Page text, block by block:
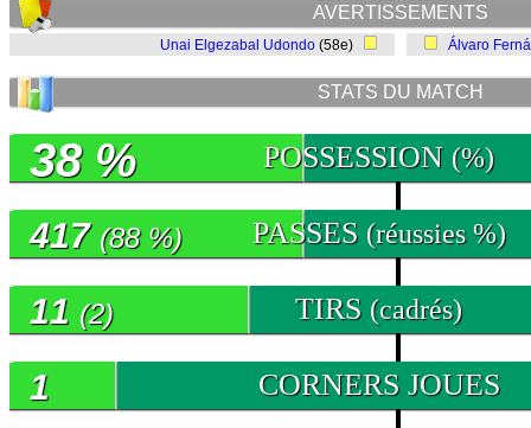
AVERTISSEMENTS
Unai Elgezabal Udondo (58e) Álvaro
STATS DU MATCH
POSSESSION (%)
38 %
PASSES (réussies %)
417 (88 %)
TIRS (cadrés)
11 (2)
CORNERS JOUES
1